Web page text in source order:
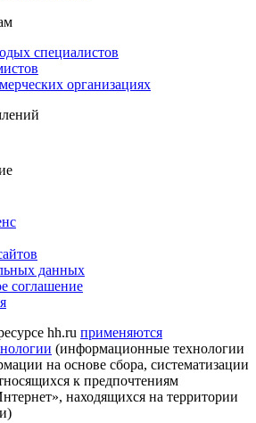
специалистов
организациях
данных
соглашение
hh.ru применяются
(информационные технологии
на основе сбора, систематизации
к предпочтениям
находящихся на территории